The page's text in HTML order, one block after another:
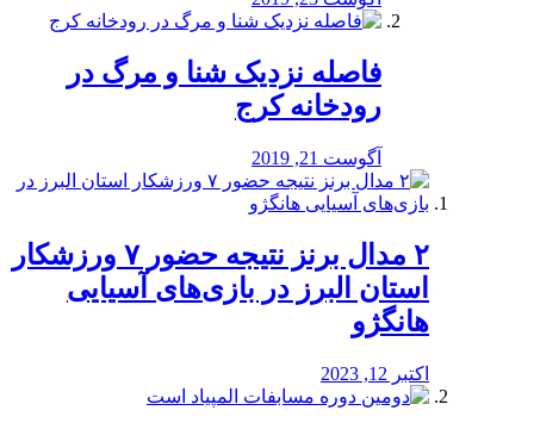
️فاصله نزدیک شنا و مرگ در
رودخانه کرج
آگوست 21, 2019
۲ مدال برنز نتیجه حضور ۷ ورزشکار
استان البرز در بازی‌های آسیایی
هانگژو
اکتبر 12, 2023